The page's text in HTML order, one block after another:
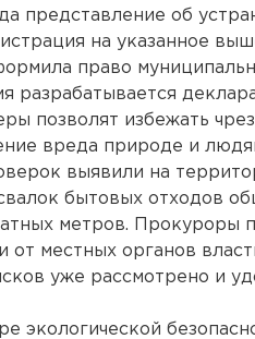
представление об
на указанное
право
разрабатывается
позволят избежать
вреда природе и
выявили на
бытовых отходов
метров. Прокуроры
от местных органов
уже рассмотрено и
экологической